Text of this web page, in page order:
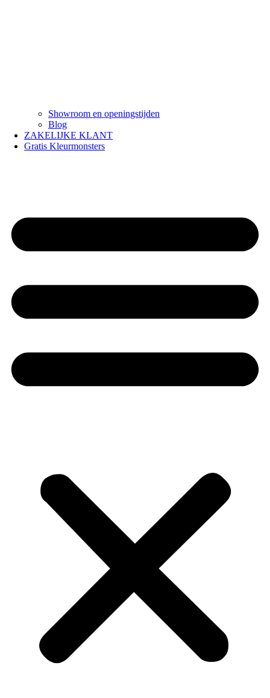
Showroom en openingstijden
Blog
ZAKELIJKE KLANT
Gratis Kleurmonsters